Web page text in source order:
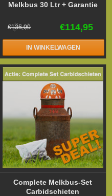
Melkbus 30 Ltr + Garantie
€114,95
€135,00
IN WINKELWAGEN
Complete Melkbus-Set
Carbidschieten